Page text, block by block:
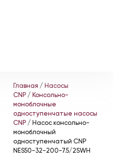
Главная / Насосы
CNP / Консольно-
моноблочные
одноступенчатые насосы
CNP / Насос консольно-
моноблочный
одноступенчатый CNP
NES50-32-200-7.5/2SWH